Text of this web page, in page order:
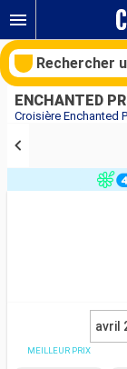
ENCHANTED
avril
MEILLEUR PRIX
Rechercher